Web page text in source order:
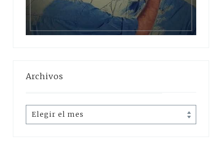
Archivos
Archivos